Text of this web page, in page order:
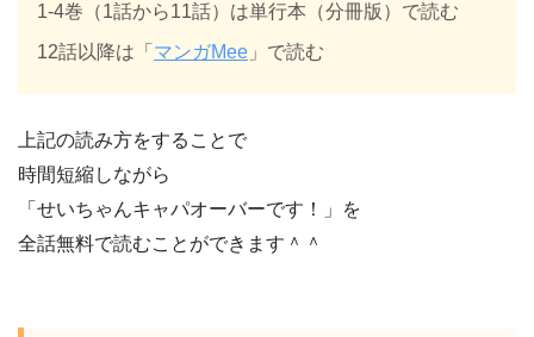
1-4巻（1話から11話）は単行本（分冊版）で読む
12話以降は「 マンガMee 」で読む
上記の読み方をすることで
時間短縮しながら
「せいちゃんキャパオーバーです！」を
全話無料で読むことができます＾＾